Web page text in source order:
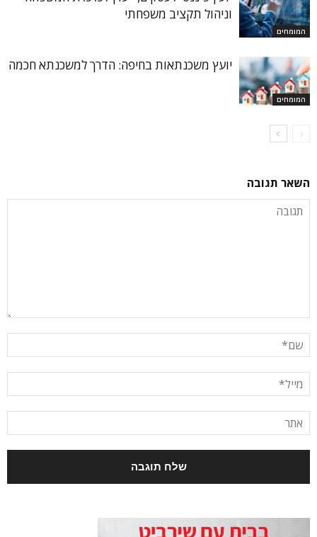
המומחים
וניהול תקציב משפחתי
המומחים
יועץ משכנתאות בחיפה: הדרך למשכנתא חכמה
השאר תגובה